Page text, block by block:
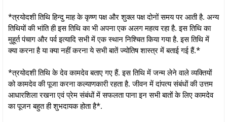
*त्रयोदशी तिथि हिन्दु माह के कृष्ण पक्ष और शुक्ल पक्ष दोनों समय पर आती है. अन्य
तिथियों की भांति ही इस तिथि का भी अपना एक अलग महत्व रहा है. इस तिथि का
मुहूर्त पंचाग और पर्व इत्यादि सभी में एक स्थान निश्चित किया गया है. इस तिथि में
क्या करना है या क्या नहीं करना ये सभी बातें ज्योतिष शास्त्र में बताई गई हैं.*
*त्रयोदशी तिथि के देव कामदेव बताए गए हैं. इस तिथि में जन्म लेने वाले व्यक्तियों
को कामदेव की पूजा करना कल्याणकारी रहता है. जीवन में दांपत्य संबंधों की उत्तम
आधारशिला रखना एवं प्रेम संबंधों में सफलता पाना इन सभी बातों के लिए कामदेव
का पूजन बहुत ही शुभदायक होता है*.